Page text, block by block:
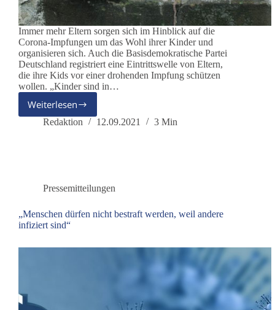
Immer mehr Eltern sorgen sich im Hinblick auf die
Corona-Impfungen um das Wohl ihrer Kinder und
organisieren sich. Auch die Basisdemokratische Partei
Deutschland registriert eine Eintrittswelle von Eltern,
die ihre Kids vor einer drohenden Impfung schützen
wollen. „Kinder sind in…
Weiterlesen
Besorgte
Eltern
Partei
dieBasis
gegen
Impfdruck
Redaktion 12.09.2021 3 Min
Pressemitteilungen
„Menschen dürfen nicht bestraft werden, weil andere
infiziert sind“